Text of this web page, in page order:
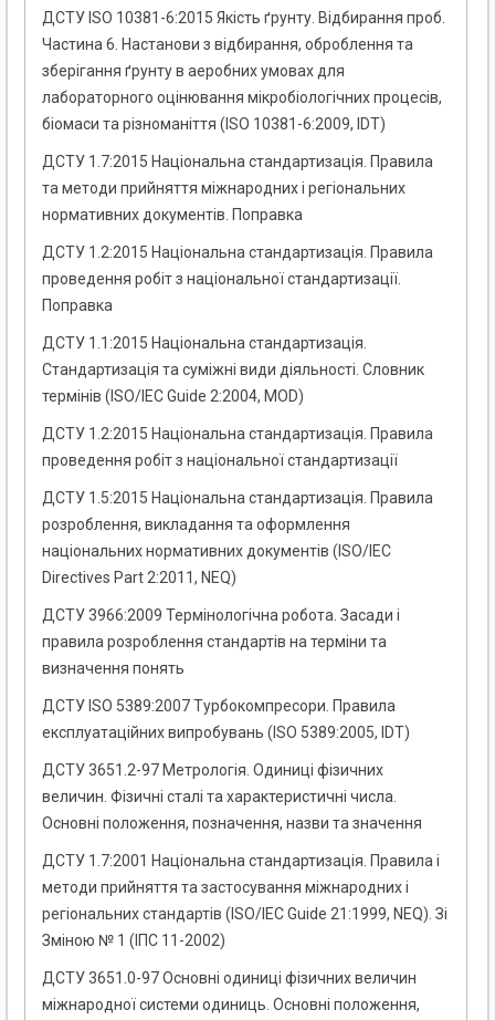
ДСТУ ІSO 10381-6:2015 Якість ґрунту. Відбирання проб.
Частина 6. Настанови з відбирання, оброблення та
зберігання ґрунту в аеробних умовах для
лабораторного оцінювання мікробіологічних процесів,
біомаси та різноманіття (ISO 10381-6:2009, IDT)
ДСТУ 1.7:2015 Національна стандартизація. Правила
та методи прийняття міжнародних і регіональних
нормативних документів. Поправка
ДСТУ 1.2:2015 Національна стандартизація. Правила
проведення робіт з національної стандартизації.
Поправка
ДСТУ 1.1:2015 Національна стандартизація.
Стандартизація та суміжні види діяльності. Словник
термінів (ISO/IEC Guide 2:2004, MOD)
ДСТУ 1.2:2015 Національна стандартизація. Правила
проведення робіт з національної стандартизації
ДСТУ 1.5:2015 Національна стандартизація. Правила
розроблення, викладання та оформлення
національних нормативних документів (ISO/IEC
Directives Раrt 2:2011, NEQ)
ДСТУ 3966:2009 Термінологічна робота. Засади і
правила розроблення стандартів на терміни та
визначення понять
ДСТУ ISO 5389:2007 Турбокомпресори. Правила
експлуатаційних випробувань (ІSO 5389:2005, IDT)
ДСТУ 3651.2-97 Метрологія. Одиниці фізичних
величин. Фізичні сталі та характеристичні числа.
Основні положення, позначення, назви та значення
ДСТУ 1.7:2001 Національна стандартизація. Правила і
методи прийняття та застосування міжнародних і
регіональних стандартів (ISO/IEC Guide 21:1999, NEQ). Зі
Зміною № 1 (ІПС 11-2002)
ДСТУ 3651.0-97 Основні одиниці фізичних величин
міжнародної системи одиниць. Основні положення,